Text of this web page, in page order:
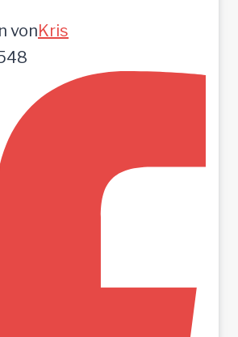
vonKris